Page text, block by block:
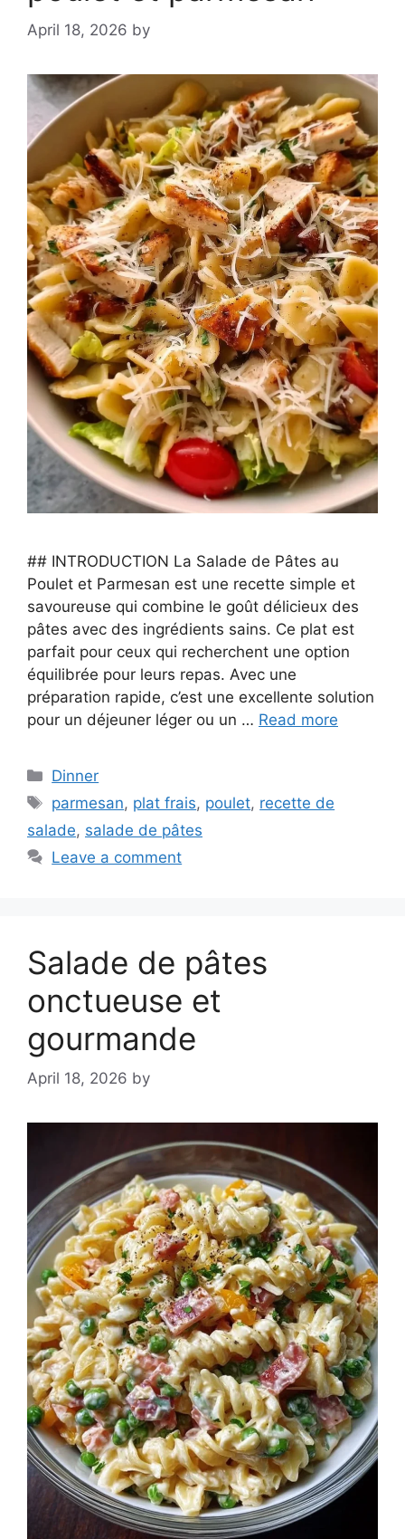
April 18, 2026 by
## INTRODUCTION La Salade de Pâtes au
Poulet et Parmesan est une recette simple et
savoureuse qui combine le goût délicieux des
pâtes avec des ingrédients sains. Ce plat est
parfait pour ceux qui recherchent une option
équilibrée pour leurs repas. Avec une
préparation rapide, c’est une excellente solution
pour un déjeuner léger ou un … Read more
Categories
Dinner
Tags
parmesan, plat frais, poulet, recette de
salade, salade de pâtes
Leave a comment
Salade de pâtes
onctueuse et
gourmande
April 18, 2026 by